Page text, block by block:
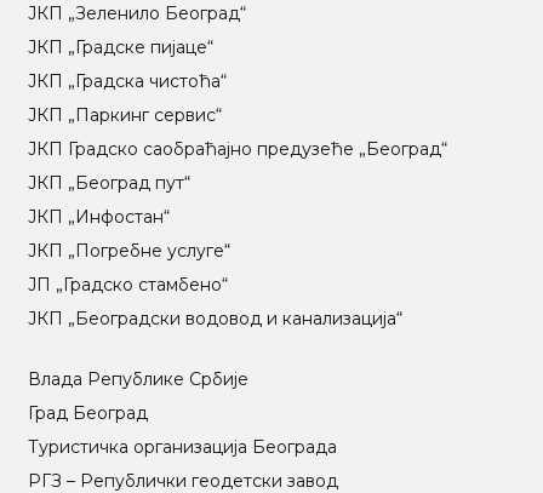
ЈКП „Зеленило Београд“
ЈКП „Градске пијаце“
ЈКП „Градска чистоћа“
ЈКП „Паркинг сервис“
ЈКП Градско саобраћајно предузеће „Београд“
ЈКП „Београд пут“
ЈКП „Инфостан“
ЈКП „Погребне услуге“
ЈП „Градско стамбено“
ЈКП „Београдски водовод и канализација“
Влада Републике Србије
Град Београд
Туристичка организација Београда
РГЗ – Републички геодетски завод